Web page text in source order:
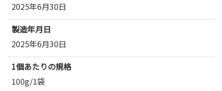
2025年6月30日
製造年月日
2025年6月30日
1個あたりの規格
100g/1袋